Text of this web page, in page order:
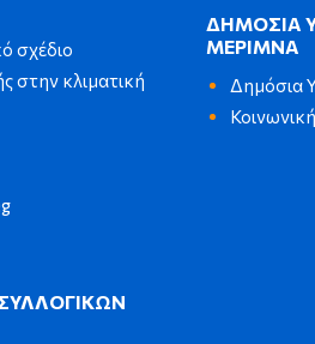
σχέδιο
στην κλιματική
ΔΗΜΟΣΙΑ
ΜΕΡΙΜΝΑ
Δημόσια